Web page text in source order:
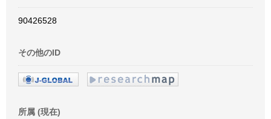
90426528
その他のID
所属 (現在)